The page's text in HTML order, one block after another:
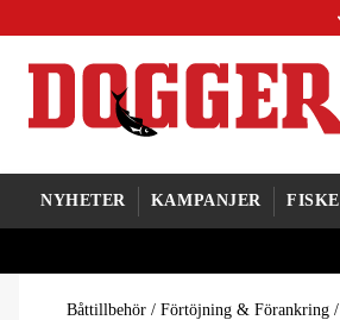
NYHETER KAMPANJER
Båttillbehör / Förtöjning & Förankring /